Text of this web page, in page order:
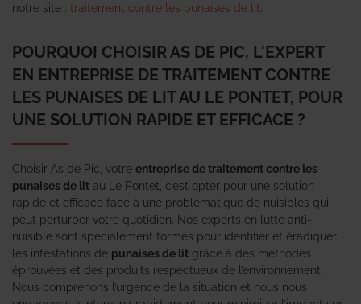
notre site : traitement contre les punaises de lit
POURQUOI CHOISIR AS DE PIC, L'EXPERT
EN ENTREPRISE DE TRAITEMENT CONTRE
LES PUNAISES DE LIT AU LE PONTET, POUR
UNE SOLUTION RAPIDE ET EFFICACE ?
Choisir As de Pic, votre entreprise de traitement contre les
punaises de lit au Le Pontet, c’est opter pour une solution
rapide et efficace face à une problématique de nuisibles qui
peut perturber votre quotidien. Nos experts en lutte anti-
nuisible sont spécialement formés pour identifier et éradiquer
les infestations de punaises de lit grâce à des méthodes
éprouvées et des produits respectueux de l’environnement.
Nous comprenons l’urgence de la situation et nous nous